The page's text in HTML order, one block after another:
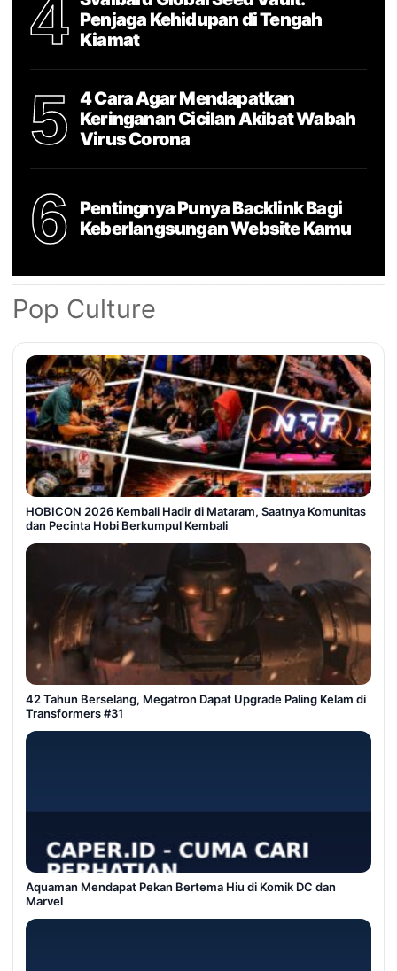
4
Penjaga Kehidupan di Tengah
Kiamat
5
4 Cara Agar Mendapatkan
Keringanan Cicilan Akibat Wabah
Virus Corona
6
Pentingnya Punya Backlink Bagi
Keberlangsungan Website Kamu
Pop Culture
HOBICON 2026 Kembali Hadir di Mataram, Saatnya Komunitas
dan Pecinta Hobi Berkumpul Kembali
42 Tahun Berselang, Megatron Dapat Upgrade Paling Kelam di
Transformers #31
Aquaman Mendapat Pekan Bertema Hiu di Komik DC dan
Marvel